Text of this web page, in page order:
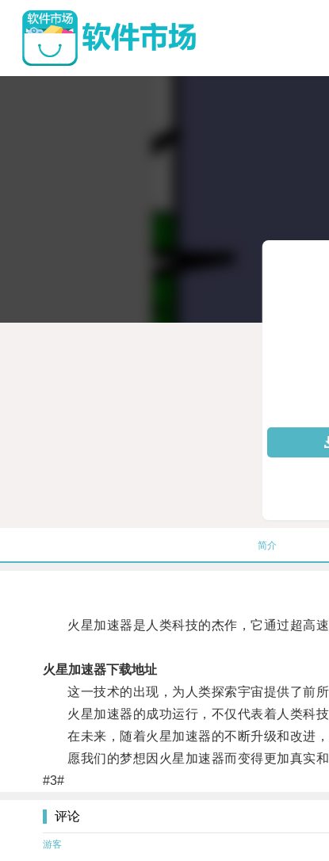
简介
火星加速器是人类科技的杰作，它通过超高速
火星加速器下载地址
这一技术的出现，为人类探索宇宙提供了前所
火星加速器的成功运行，不仅代表着人类科技
在未来，随着火星加速器的不断升级和改进，
愿我们的梦想因火星加速器而变得更加真实和
#3#
评论
游客